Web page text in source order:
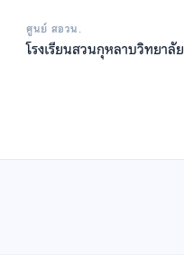
ศูนย์ สอวน.
โรงเรียนสวนกุหลาบวิทยาลัย